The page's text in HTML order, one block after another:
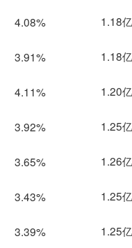
4.08% 1.18亿
3.91% 1.18亿
4.11% 1.20亿
3.92% 1.25亿
3.65% 1.26亿
3.43% 1.25亿
3.39% 1.25亿